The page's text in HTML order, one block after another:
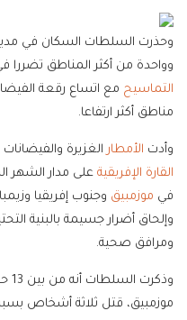
وحذرت السلطات السكان في
وواحدة من أكثر المناطق تضررا
التماسيح مع اتساع رقعة
مناطق أكثر ارتفاعا.
وأدت الأمطارالغزيرة
القارة الإفريقية
في موزمبيق وجنوب إفريقيا
وإلحاق أضرار جسيمة بالبنية
ومرافق صحية.
موزمبيق، قتل ثلاثة أشخاص